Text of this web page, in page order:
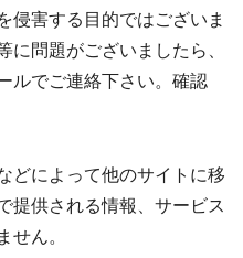
侵害する目的ではございま
に問題がございましたら、
ルでご連絡下さい。確認
どによって他のサイトに移
提供される情報、サービス
せん。